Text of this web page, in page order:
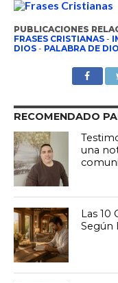
PUBLICACIONES
FRASES CRISTIANAS-
DIOS- PALABRA DE
RECOMENDADO
una
Las 10
Según